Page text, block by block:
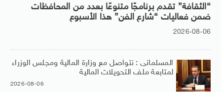
“الثقافة” تقدم برنامجًا متنوعًا بعدد من المحافظات
ضمن فعاليات “شارع الفن” هذا الأسبوع
2026-08-06
المسلمانى : نتواصل مع وزارة المالية ومجلس الوزراء
لمتابعة ملف التحويلات المالية
2026-08-06